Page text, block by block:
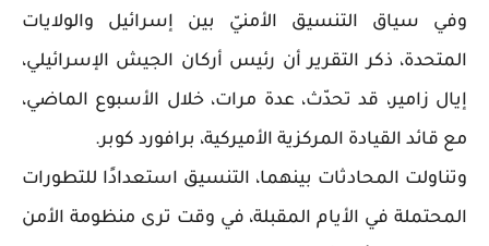
وفي سياق التنسيق الأمنيّ ​​بين إسرائيل والولايات
المتحدة، ذكر التقرير أن رئيس أركان الجيش الإسرائيلي،
إيال زامير، قد تحدّث، عدة مرات، خلال الأسبوع الماضي،
مع قائد القيادة المركزية الأميركية، برافورد كوبر.
وتناولت المحادثات بينهما، التنسيق استعدادًا للتطورات
المحتملة في الأيام المقبلة، في وقت ترى منظومة الأمن